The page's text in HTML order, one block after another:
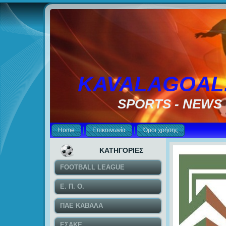
SPORTS - NEWS
Home Επικοινωνία Όροι χρήσης
ΚΑΤΗΓΟΡΙΕΣ
FOOTBALL LEAGUE
Ε. Π. Ο.
ΠΑΕ ΚΑΒΑΛΑ